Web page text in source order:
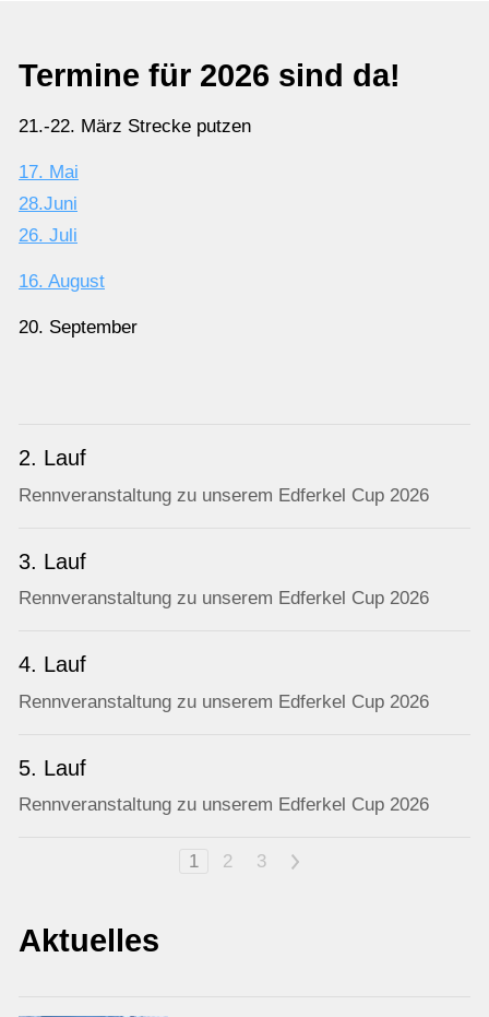
Termine für 2026 sind da!
21.-22. März Strecke putzen
17. Mai
28.Juni
26. Juli
16. August
20. September
2. Lauf
Rennveranstaltung zu unserem Edferkel Cup 2026
3. Lauf
Rennveranstaltung zu unserem Edferkel Cup 2026
4. Lauf
Rennveranstaltung zu unserem Edferkel Cup 2026
5. Lauf
Rennveranstaltung zu unserem Edferkel Cup 2026
1 2 3 >
Aktuelles